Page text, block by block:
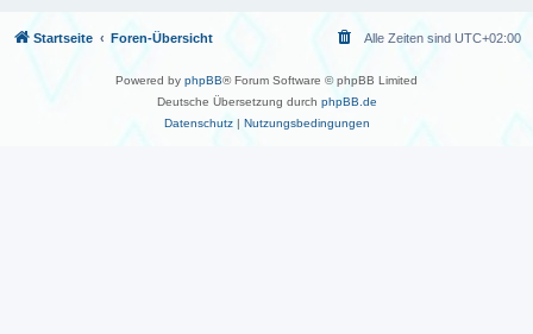
Startseite Foren-Übersicht Alle Zeiten sind UTC+02:00
Powered by phpBB® Forum Software © phpBB Limited
Deutsche Übersetzung durch phpBB.de
Datenschutz| Nutzungsbedingungen